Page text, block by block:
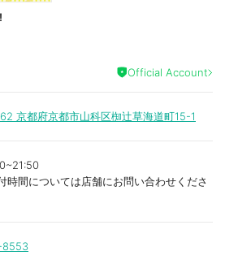
Official Account
京都府京都市山科区椥辻草海道町15-1
時間については店舗にお問い合わせくださ